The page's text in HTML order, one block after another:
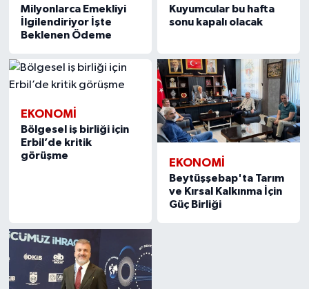
Milyonlarca Emekliyi
İlgilendiriyor İşte
Beklenen Ödeme
Kuyumcular bu hafta
sonu kapalı olacak
EKONOMI
Bölgesel iş birliği için
Erbil’de kritik
görüşme
EKONOMI
Beytüşşebap'ta Tarım
ve Kırsal Kalkınma İçin
Güç Birliği